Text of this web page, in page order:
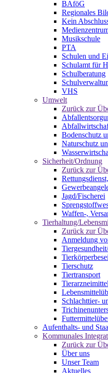
BAföG
Regionales
Kein
Musikschule
PTA
Schulen und
Schulamt für
Schulberatung
VHS
Umwelt
Zurück zur
Bodenschutz
Naturschutz
Sicherheit/Ordnung
Zurück zur
Jagd/Fischerei
Waffen-,
Tierhaltung/
Zurück zur
Anmeldung
Tierschutz
Tiertransport
Schlachttier-
Aufenthalts- und
Kommunales
Zurück zur
Über uns
Unser Team
Aktuelles